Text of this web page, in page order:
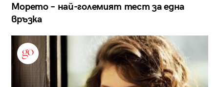
Морето – най-големият тест за една
връзка